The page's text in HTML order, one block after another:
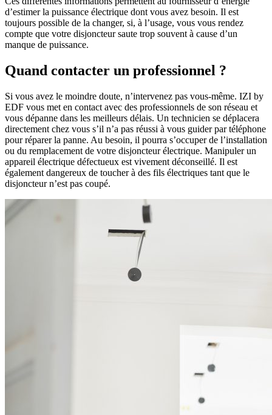
d’estimer la puissance électrique dont vous avez besoin. Il est
toujours possible de la changer, si, à l’usage, vous vous rendez
compte que votre disjoncteur saute trop souvent à cause d’un
manque de puissance.
Quand contacter un professionnel ?
Si vous avez le moindre doute, n’intervenez pas vous-même. IZI by
EDF vous met en contact avec des professionnels de son réseau et
vous dépanne dans les meilleurs délais. Un technicien se déplacera
directement chez vous s’il n’a pas réussi à vous guider par téléphone
pour réparer la panne. Au besoin, il pourra s’occuper de l’installation
ou du remplacement de votre disjoncteur électrique. Manipuler un
appareil électrique défectueux est vivement déconseillé. Il est
également dangereux de toucher à des fils électriques tant que le
disjoncteur n’est pas coupé.